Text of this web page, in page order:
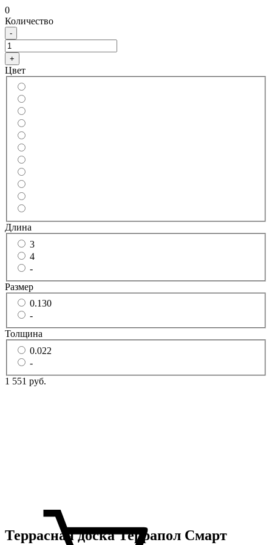
0
Количество
-
+
Цвет
Длина
3
4
-
Размер
0.130
-
Толщина
0.022
-
1 551 руб.
Террасная доска Террапол Смарт